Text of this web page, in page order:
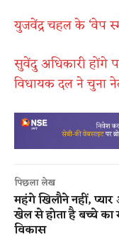
युजवेंद्र चहल के ‘वेप
सुवेंदु अधिकारी होंगे
विधायक दल ने चुना
पिछला लेख
महंगे खिलौने नहीं,
खेल से होता है बच्चे का
विकास